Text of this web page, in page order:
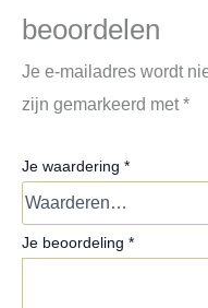
beoordelen
Je e-mailadres wordt
zijn gemarkeerd met*
Je waardering *
Je beoordeling *